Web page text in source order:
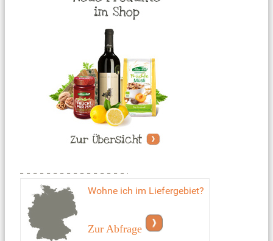
Wohne ich im Liefergebiet?
Zur Abfrage